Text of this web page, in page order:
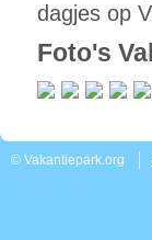
dagjes op
Foto's
© Vakantiepark.org